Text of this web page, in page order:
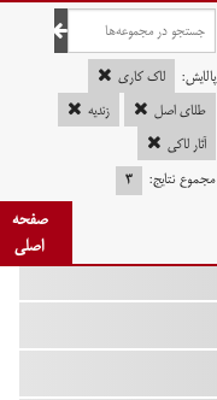
صفحه اصلی
پالایش:
لاک کاری
طلای اصل
زندیه
آثار لاکی
مجموع نتایج:
۳
صفحه
اصلی